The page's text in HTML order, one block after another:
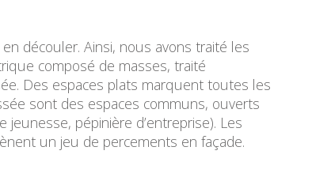
découler. Ainsi, nous avons traité les
composé de masses, traité
Des espaces plats marquent toutes les
sont des espaces communs, ouverts
jeunesse, pépinière d’entreprise). Les
un jeu de percements en façade.